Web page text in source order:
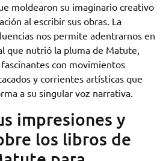
moldearon su imaginario creativo
al escribir sus obras. La
nos permite adentrarnos en
que nutrió la pluma de Matute,
con movimientos
y corrientes artísticas que
a su singular voz narrativa.
impresiones y
los libros de